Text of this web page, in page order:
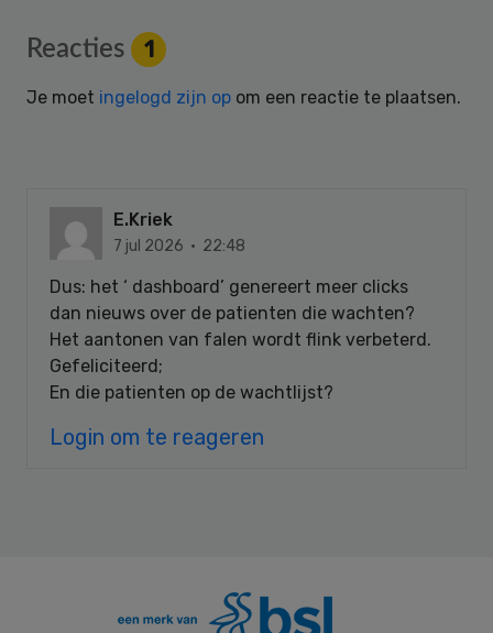
Reader
Interactions
Reacties 1
Je moet ingelogd zijn op om een reactie te plaatsen.
E.Kriek
7 jul 2026 · 22:48
Dus: het ‘ dashboard’ genereert meer clicks
dan nieuws over de patienten die wachten?
Het aantonen van falen wordt flink verbeterd.
Gefeliciteerd;
En die patienten op de wachtlijst?
Login om te reageren